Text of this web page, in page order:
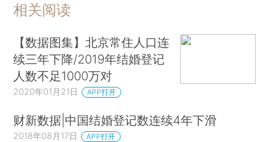
相关阅读
【数据图集】北京常住人口连
续三年下降/2019年结婚登记
人数不足1000万对
2020年01月21日 APP打开
财新数据|中国结婚登记数连续4年下滑
2018年08月17日 APP打开